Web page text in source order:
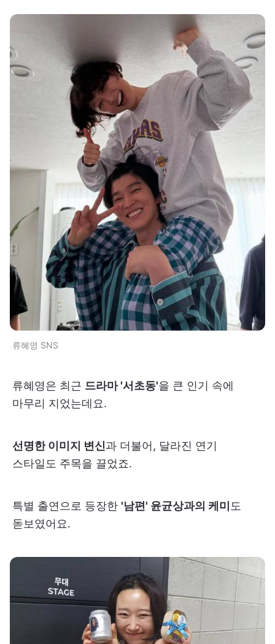
류혜영 SNS
류혜영은 최근 드라마 '서초동'을 큰 인기 속에
마무리 지었는데요.
선명한 이미지 변신과 더불어, 달라진 연기
스타일도 주목을 끌었죠.
특별 출연으로 등장한 '남편' 윤균상과의 케미 도
돋보였어요.